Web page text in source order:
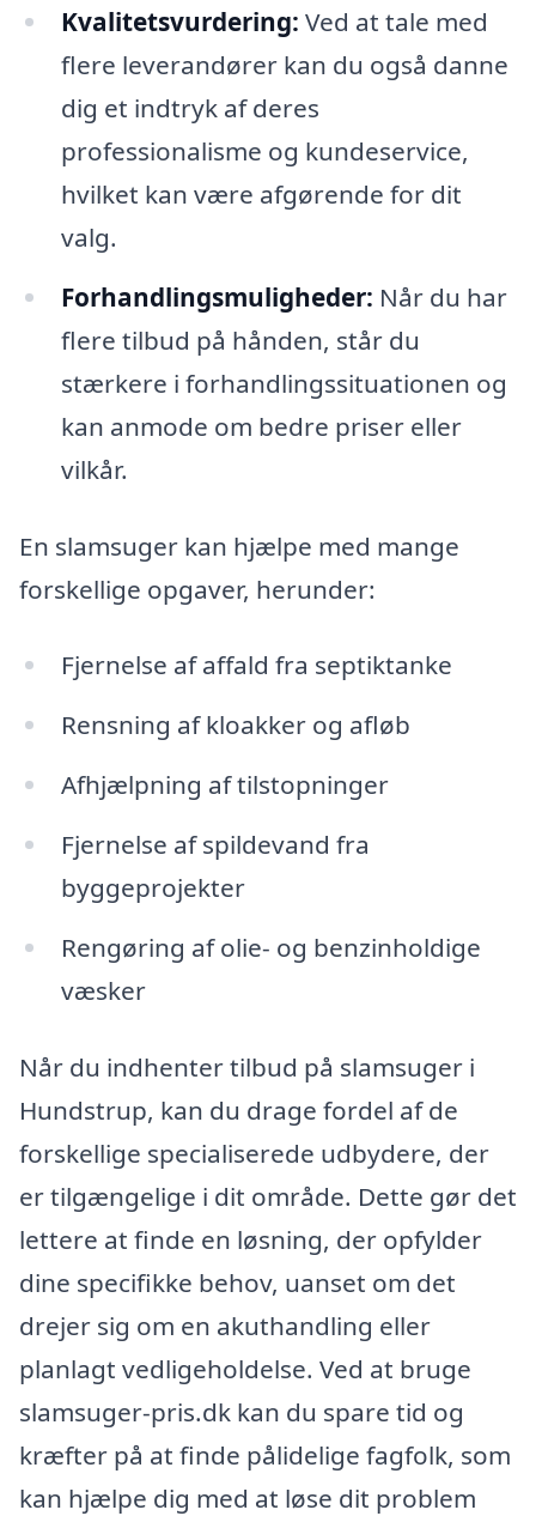
Kvalitetsvurdering: Ved at tale med
flere leverandører kan du også danne
dig et indtryk af deres
professionalisme og kundeservice,
hvilket kan være afgørende for dit
valg.
Forhandlingsmuligheder: Når du har
flere tilbud på hånden, står du
stærkere i forhandlingssituationen og
kan anmode om bedre priser eller
vilkår.
En slamsuger kan hjælpe med mange
forskellige opgaver, herunder:
Fjernelse af affald fra septiktanke
Rensning af kloakker og afløb
Afhjælpning af tilstopninger
Fjernelse af spildevand fra
byggeprojekter
Rengøring af olie- og benzinholdige
væsker
Når du indhenter tilbud på slamsuger i
Hundstrup, kan du drage fordel af de
forskellige specialiserede udbydere, der
er tilgængelige i dit område. Dette gør det
lettere at finde en løsning, der opfylder
dine specifikke behov, uanset om det
drejer sig om en akuthandling eller
planlagt vedligeholdelse. Ved at bruge
slamsuger-pris.dk kan du spare tid og
kræfter på at finde pålidelige fagfolk, som
kan hjælpe dig med at løse dit problem